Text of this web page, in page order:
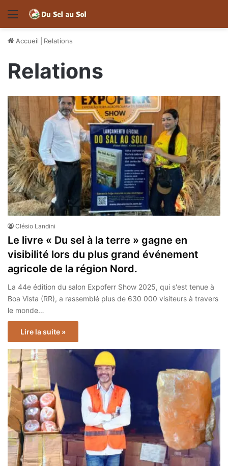
Menu
Accueil Relations
Relations
Clésio Landini
Le livre « Du sel à la terre » gagne en
visibilité lors du plus grand événement
agricole de la région Nord.
La 44e édition du salon Expoferr Show 2025, qui s'est tenue à
Boa Vista (RR), a rassemblé plus de 630 000 visiteurs à travers
le monde…
Lire la suite »